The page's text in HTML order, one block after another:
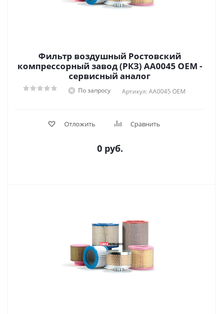
Фильтр воздушный Ростовский
компрессорный завод (РКЗ) AА0045 OEM -
сервисный аналог
По запросу Артикул: AА0045 OEM
Отложить Сравнить
0 руб.